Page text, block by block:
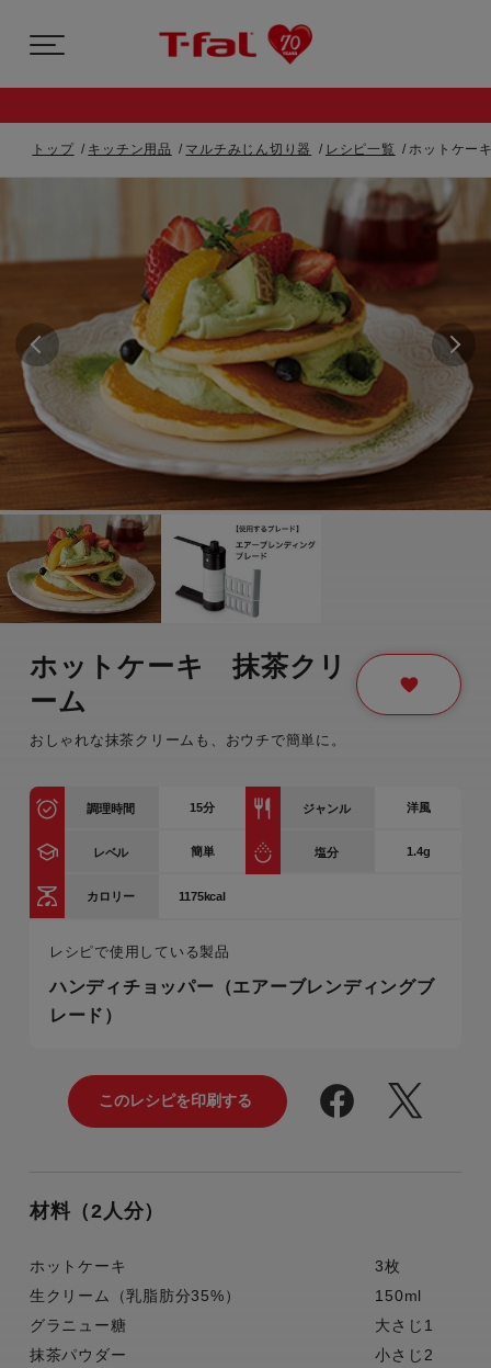
トップ キッチン用品 マルチみじん切り器 レシピ一覧 ホットケー
ホットケーキ 抹茶クリ
ーム
おしゃれな抹茶クリームも、おウチで簡単に。
調理時間 15分 ジャンル 洋風
レベル 簡単 塩分 1.4g
カロリー 1175kcal
レシピで使用している製品
ハンディチョッパー（エアーブレンディングブ
レード）
材料（2人分）
ホットケーキ
3枚
生クリーム（乳脂肪分35%）
150ml
グラニュー糖
大さじ1
抹茶パウダー
小さじ2